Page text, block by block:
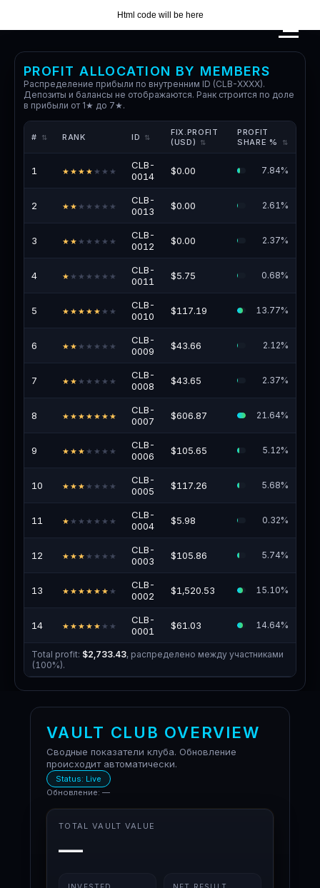
Html code will be here
PROFIT ALLOCATION BY MEMBERS
Распределение прибыли по внутренним ID (CLB-XXXX).
Депозиты и балансы не отображаются. Ранк строится по доле
в прибыли от 1★ до 7★.
# RANK ID
FIX.PROFIT
(USD)
PROFIT
SHARE %
1 ★★★★ ★★★
CLB-
0014
$0.00 7.84%
2 ★★ ★★★★★
CLB-
0013
$0.00 2.61%
3 ★★ ★★★★★
CLB-
0012
$0.00 2.37%
4 ★ ★★★★★★
CLB-
0011
$5.75 0.68%
5 ★★★★★ ★★
CLB-
0010
$117.19 13.77%
6 ★★ ★★★★★
CLB-
0009
$43.66 2.12%
7 ★★ ★★★★★
CLB-
0008
$43.65 2.37%
8 ★★★★★★★
CLB-
0007
$606.87 21.64%
9 ★★★ ★★★★
CLB-
0006
$105.65 5.12%
10 ★★★ ★★★★
CLB-
0005
$117.26 5.68%
11 ★ ★★★★★★
CLB-
0004
$5.98 0.32%
12 ★★★ ★★★★
CLB-
0003
$105.86 5.74%
13 ★★★★★★ ★
CLB-
0002
$1,520.53 15.10%
14 ★★★★★ ★★
CLB-
0001
$61.03 14.64%
Total profit: $2,733.43, распределено между участниками
(100%).
VAULT CLUB OVERVIEW
Сводные показатели клуба. Обновление
происходит автоматически.
Status: Live
Обновление: —
TOTAL VAULT VALUE
—